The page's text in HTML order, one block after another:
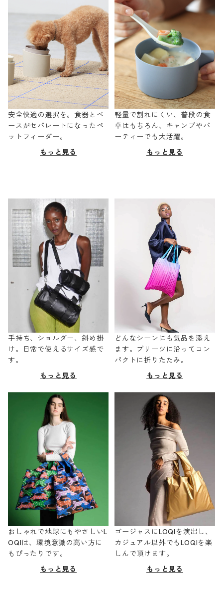
安全快適の選択を。食器とベ
ースがセパレートになったペ
ットフィーダー。
もっと見る
軽量で割れにくい、普段の食
卓はもちろん、キャンプやパ
ーティーでも大活躍。
もっと見る
手持ち、ショルダー、斜め掛
け。日常で使えるサイズ感で
す。
もっと見る
どんなシーンにも気品を添え
ます。プリーツに沿ってコン
パクトに折りたたみ。
もっと見る
おしゃれで地球にもやさしいL
OQIは、環境意識の高い方に
もぴったりです。
もっと見る
ゴージャスにLOQIを演出し、
カジュアル以外でもLOQIを楽
しんで頂けます。
もっと見る